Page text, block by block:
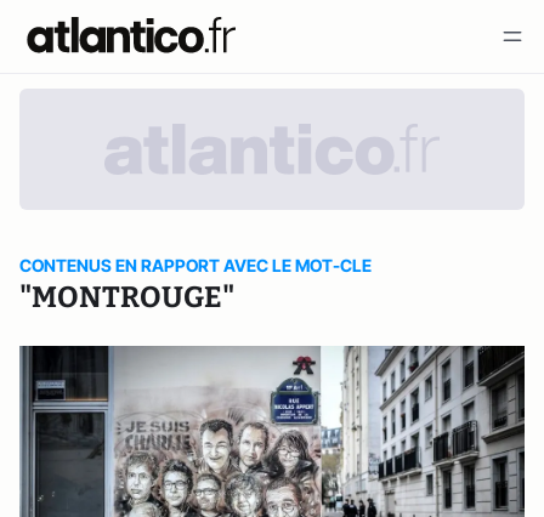
CONTENUS EN RAPPORT AVEC LE MOT-CLE
"MONTROUGE"